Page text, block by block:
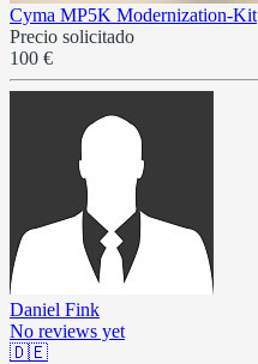
Cyma MP5K Modernization-Kit
Precio solicitado
100 €
Daniel Fink
No reviews yet
🇩🇪